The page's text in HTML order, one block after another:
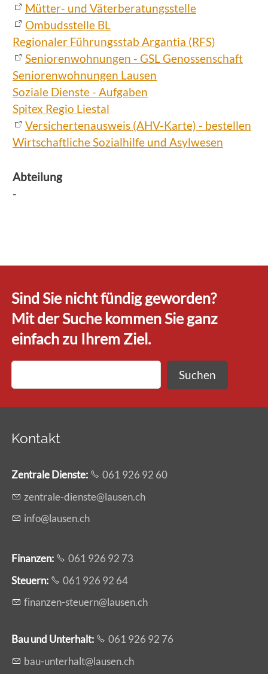
Mütter- und Väterberatungsstelle
Ombudsstelle BL
Regionaler Führungsstab Argantia (RFS)
Seniorenwohnungen - GSL Genossenschaft
Seniorenwohnungen Lausen
Soziale Dienste - Aufgaben
Spitex Regio Liestal
Versichertenausweis (AHV-Karte) - bestellen
Wirtschaftliche Sozialhilfe und Asylwesen
Abteilung
-
Sind Sie nicht fündig geworden?
Mit der Suche kommen Sie ganz
einfach zu Ihrem Ziel.
Suchen
Kontakt
Zentrale Dienste:
061 926 92 60
z ntr l -d nst l s nch
nf
l s nch
Finanzen:
061 926 92 73
Steuern:
061 926 92 64
f n nz n-st rn l s nch
Bau und Unterhalt:
061 926 92 76
b
- nt rh lt l s nch